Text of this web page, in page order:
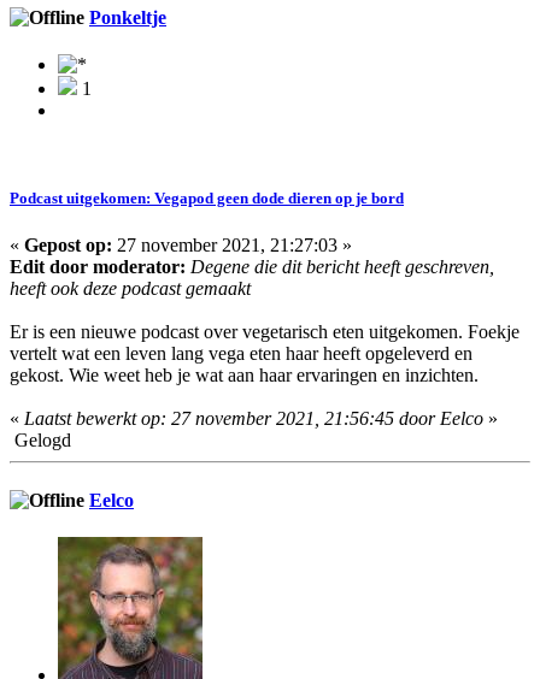
Ponkeltje
1
Podcast uitgekomen: Vegapod geen dode dieren op je bord
« Gepost op: 27 november 2021, 21:27:03 »
Edit door moderator: Degene die dit bericht heeft geschreven,
heeft ook deze podcast gemaakt
Er is een nieuwe podcast over vegetarisch eten uitgekomen. Foekje
vertelt wat een leven lang vega eten haar heeft opgeleverd en
gekost. Wie weet heb je wat aan haar ervaringen en inzichten.
« Laatst bewerkt op: 27 november 2021, 21:56:45 door Eelco »
Gelogd
Eelco